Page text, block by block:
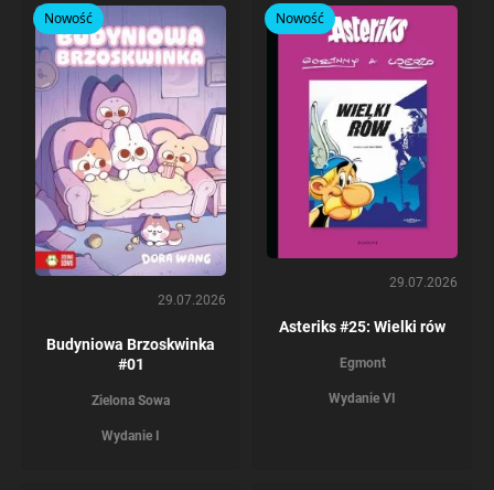
Nowość
29.07.2026
Budyniowa Brzoskwinka
#01
Zielona Sowa
Wydanie I
Nowość
29.07.2026
Asteriks #25: Wielki rów
Egmont
Wydanie VI